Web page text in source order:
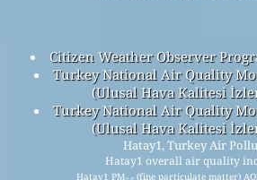
Citizen Weather Observer
Turkey National Air Quality
(Ulusal Hava Kalitesi
Turkey National Air Quality
(Ulusal Hava Kalitesi
Hatay1, Turkey Air
Hatay1 overall air quality
Hatay1 PM (fine particulate matter)